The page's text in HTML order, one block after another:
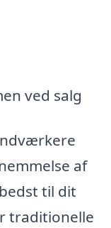
ved salg
af
til dit
traditionelle